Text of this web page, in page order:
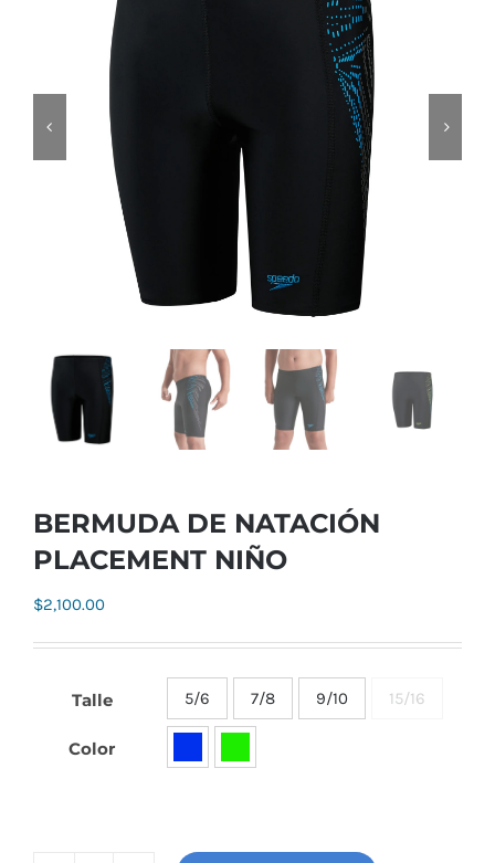
BERMUDA DE NATACIÓN
PLACEMENT NIÑO
$2,100.00
Talle 5/6 7/8 9/10 15/16
Color